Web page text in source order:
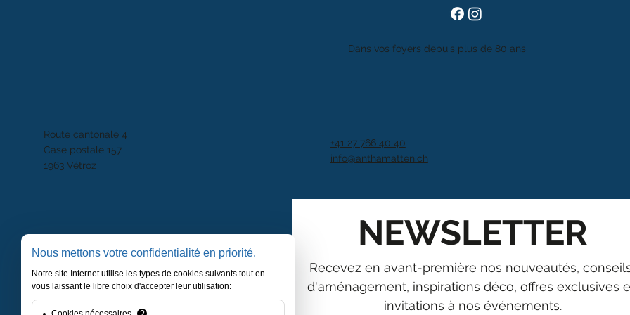
Route cantonale 4
Case postale 157
1963 Vétroz
Dans vos foyers depuis plus de 80 ans
+41 27 766 40 40
info@anthamatten.ch
NEWSLETTER
Recevez en avant-première nos nouveautés,
d'aménagement, inspirations déco, offres exclusives
invitations à nos événements.
Nous mettons votre confidentialité en priorité.
Notre site Internet utilise les types de cookies suivants tout en
vous laissant le libre choix d'accepter leur utilisation: